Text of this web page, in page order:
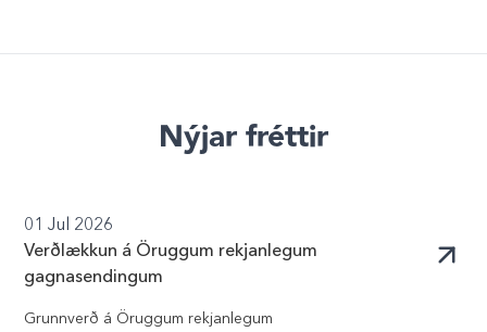
Nýjar fréttir
01 Jul 2026
Verðlækkun á Öruggum rekjanlegum
gagnasendingum
Grunnverð á Öruggum rekjanlegum